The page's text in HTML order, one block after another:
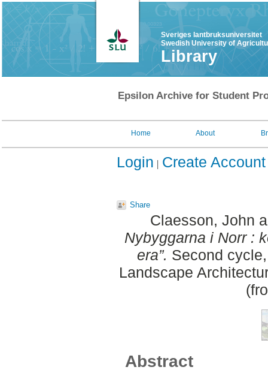
Sveriges lantbruksuniversitet
Swedish University of
Library
Epsilon Archive for Student
Home About
Login Create Account
Share
Claesson, John
Nybyggarna i Norr :
era”. Second
Landscape
Abstract